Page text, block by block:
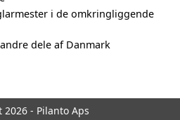
i de omkringliggende
dele af Danmark
2026 - Pilanto Aps